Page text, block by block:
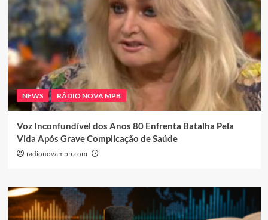
NEWS RÁDIO NOVA MPB
Voz Inconfundível dos Anos 80 Enfrenta Batalha Pela
Vida Após Grave Complicação de Saúde
radionovampb.com